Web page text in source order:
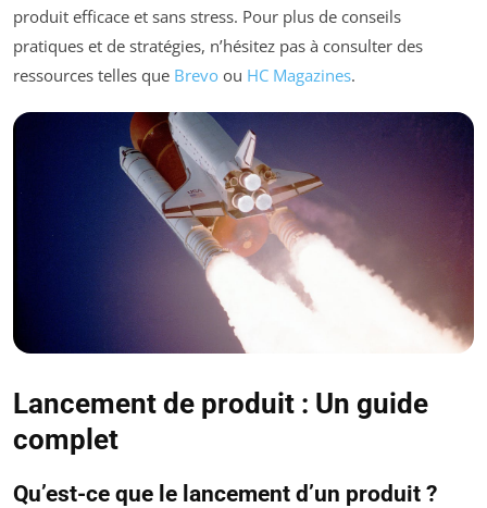
produit efficace et sans stress. Pour plus de conseils
pratiques et de stratégies, n’hésitez pas à consulter des
ressources telles que Brevo ou HC Magazines.
Lancement de produit : Un guide
complet
Qu’est-ce que le lancement d’un produit ?